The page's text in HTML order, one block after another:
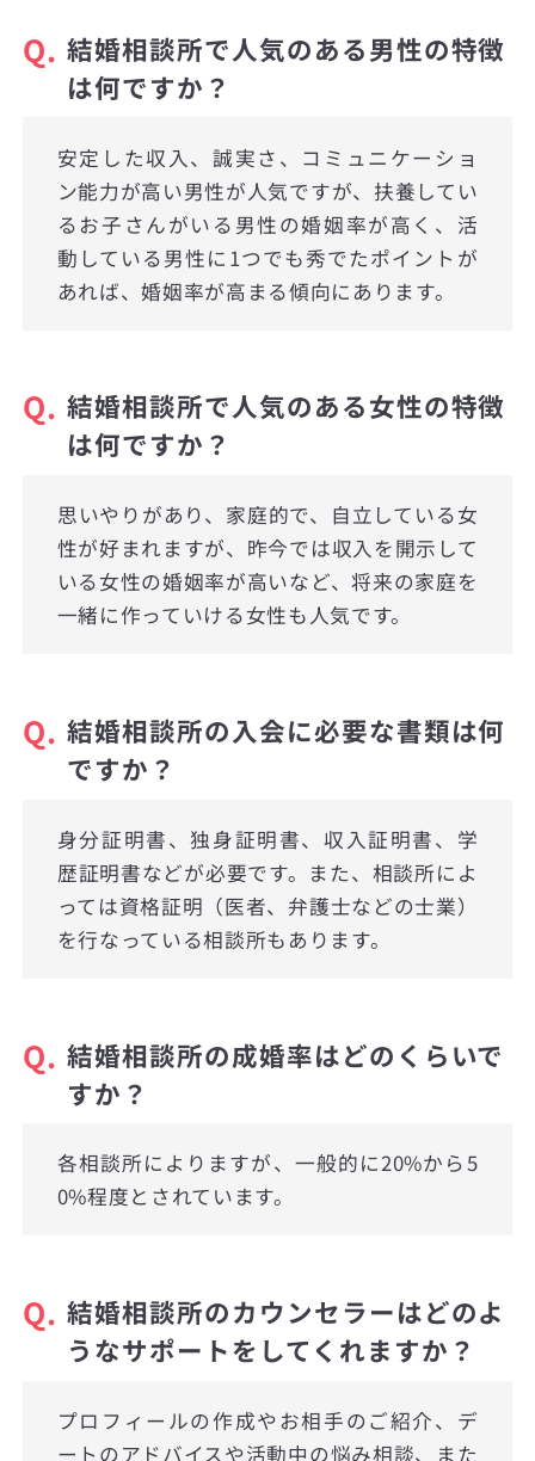
Q. 結婚相談所で人気のある男性の特徴
は何ですか？
安定した収入、誠実さ、コミュニケーショ
ン能力が高い男性が人気ですが、扶養してい
るお子さんがいる男性の婚姻率が高く、活
動している男性に1つでも秀でたポイントが
あれば、婚姻率が高まる傾向にあります。
Q. 結婚相談所で人気のある女性の特徴
は何ですか？
思いやりがあり、家庭的で、自立している女
性が好まれますが、昨今では収入を開示して
いる女性の婚姻率が高いなど、将来の家庭を
一緒に作っていける女性も人気です。
Q. 結婚相談所の入会に必要な書類は何
ですか？
身分証明書、独身証明書、収入証明書、学
歴証明書などが必要です。また、相談所によ
っては資格証明（医者、弁護士などの士業）
を行なっている相談所もあります。
Q. 結婚相談所の成婚率はどのくらいで
すか？
各相談所によりますが、一般的に20%から5
0%程度とされています。
Q. 結婚相談所のカウンセラーはどのよ
うなサポートをしてくれますか？
プロフィールの作成やお相手のご紹介、デ
ートのアドバイスや活動中の悩み相談、また